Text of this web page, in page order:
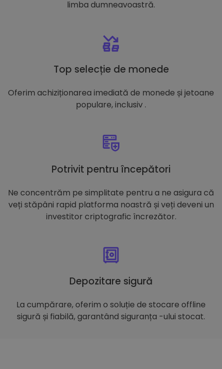
limba dumneavoastră.
Top selecție de monede
Oferim achiziționarea imediată de monede și jetoane
populare, inclusiv .
Potrivit pentru începători
Ne concentrăm pe simplitate pentru a ne asigura că
veți stăpâni rapid platforma noastră și veți deveni un
investitor criptografic încrezător.
Depozitare sigură
La cumpărare, oferim o soluție de stocare offline
sigură și fiabilă, garantând siguranța -ului stocat.